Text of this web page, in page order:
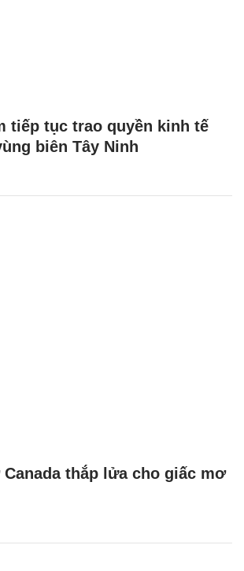
tiếp tục trao quyền kinh tế
biên Tây Ninh
thắp lửa cho giấc mơ